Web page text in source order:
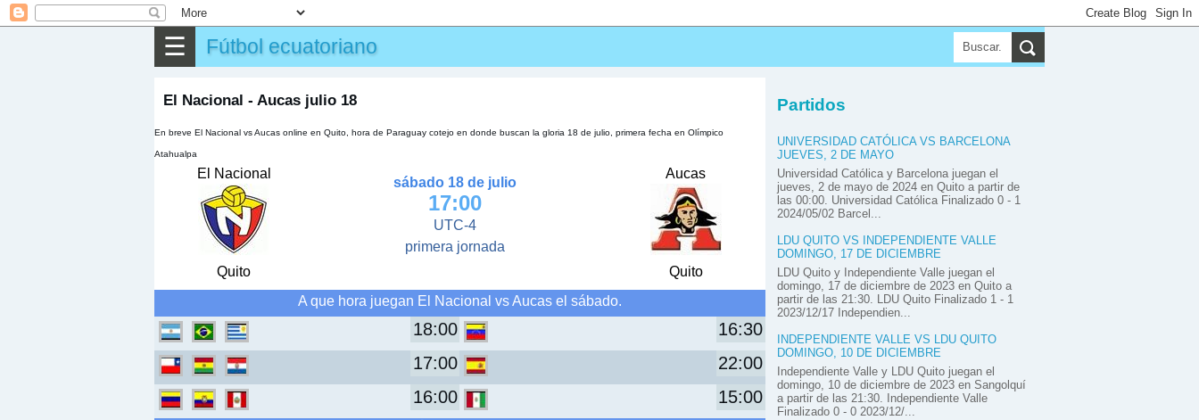
☰ Fútbol ecuatoriano
El Nacional - Aucas julio 18
En breve El Nacional vs Aucas online en Quito, hora de Paraguay cotejo en donde buscan la gloria 18 de julio, primera fecha en Olímpico
Atahualpa
El Nacional
Quito
sábado 18 de julio
17:00
UTC-4
primera jornada
Aucas
Quito
A que hora juegan El Nacional vs Aucas el sábado.
18:00
16:30
17:00
22:00
16:00
15:00
Partidos
UNIVERSIDAD CATÓLICA VS BARCELONA
JUEVES, 2 DE MAYO
Universidad Católica y Barcelona juegan el
jueves, 2 de mayo de 2024 en Quito a partir de
las 00:00. Universidad Católica Finalizado 0 - 1
2024/05/02 Barcel...
LDU QUITO VS INDEPENDIENTE VALLE
DOMINGO, 17 DE DICIEMBRE
LDU Quito y Independiente Valle juegan el
domingo, 17 de diciembre de 2023 en Quito a
partir de las 21:30. LDU Quito Finalizado 1 - 1
2023/12/17 Independien...
INDEPENDIENTE VALLE VS LDU QUITO
DOMINGO, 10 DE DICIEMBRE
Independiente Valle y LDU Quito juegan el
domingo, 10 de diciembre de 2023 en Sangolquí
a partir de las 21:30. Independiente Valle
Finalizado 0 - 0 2023/12/...
▶ Partidos
✎ Otros